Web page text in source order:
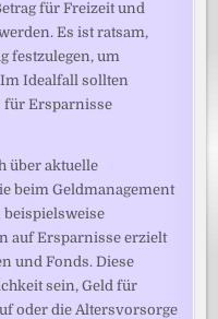
für Freizeit und
Es ist ratsam,
festzulegen, um
Idealfall sollten
für Ersparnisse
über aktuelle
beim Geldmanagement
beispielsweise
auf Ersparnisse erzielt
und Fonds. Diese
sein, Geld für
oder die Altersvorsorge